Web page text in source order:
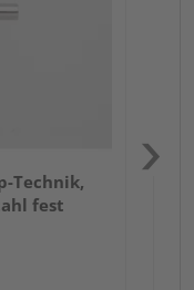
Technik,
fest